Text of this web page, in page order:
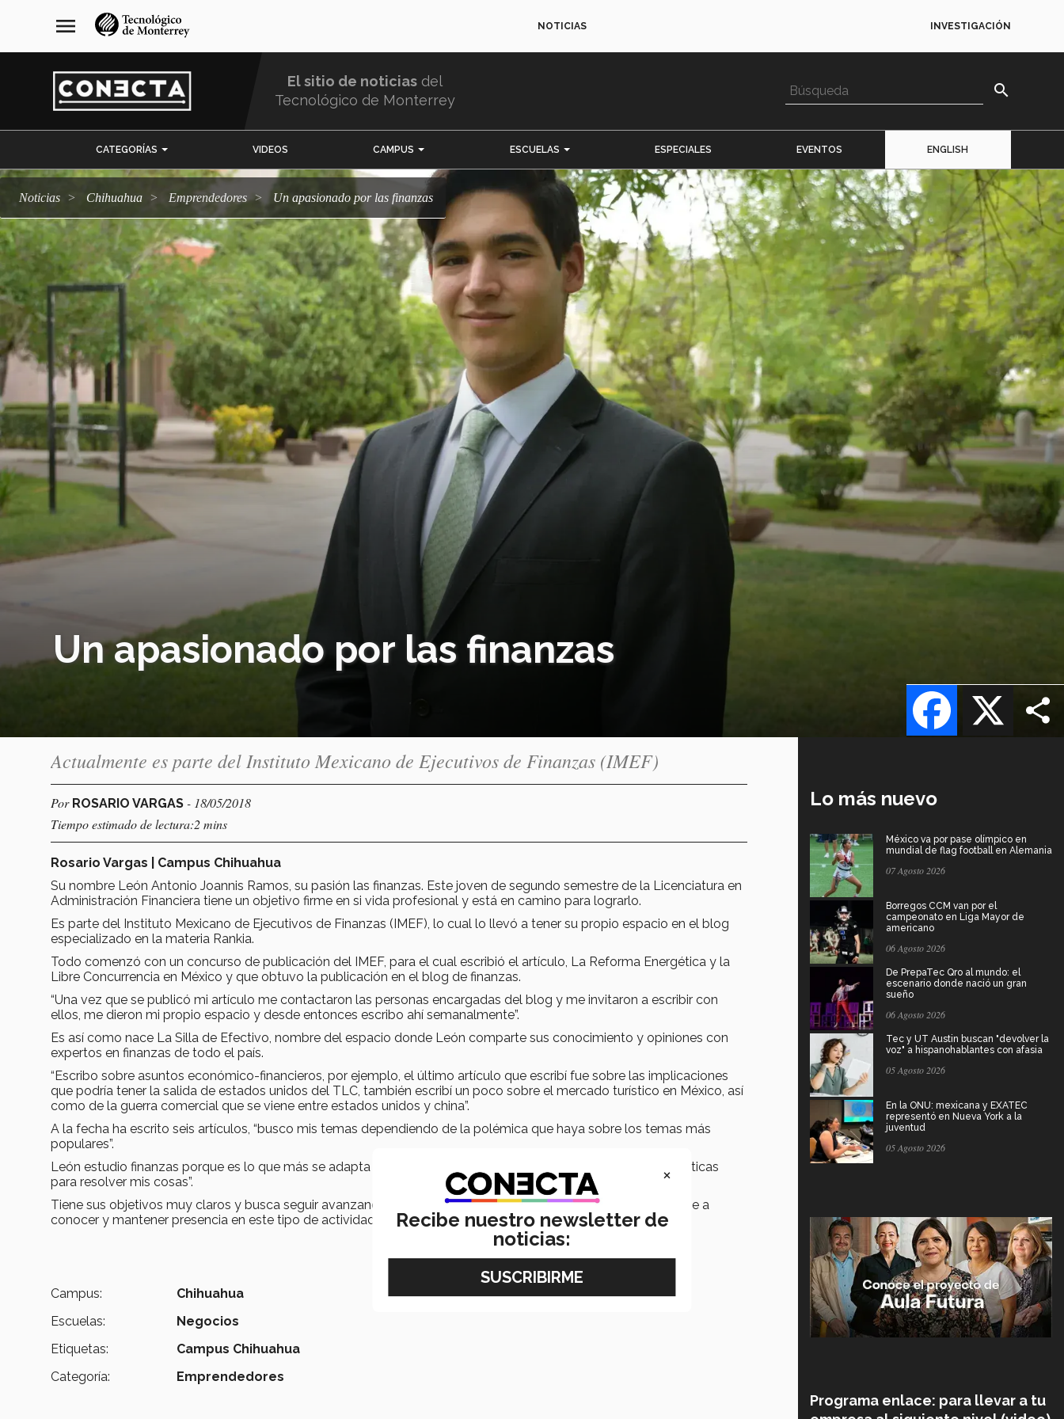
navegación
principal
menu NOTICIAS INVESTIGACIÓN
El sitio de noticias del
Tecnológico de Monterrey
search
CATEGORÍAS VIDEOS CAMPUS ESCUELAS ESPECIALES EVENTOS ENGLISH
Noticias Chihuahua emprendedores Un apasionado por las finanzas
Un apasionado por las finanzas
X
Facebook
Actualmente es parte del Instituto Mexicano de Ejecutivos de Finanzas (IMEF)
Por ROSARIO VARGAS - 18/05/2018
Tiempo estimado de lectura:2 mins
Rosario Vargas | Campus Chihuahua
Su nombre León Antonio Joannis Ramos, su pasión las finanzas. Este joven de segundo semestre de la Licenciatura en
Administración Financiera tiene un objetivo firme en si vida profesional y está en camino para lograrlo.
Es parte del Instituto Mexicano de Ejecutivos de Finanzas (IMEF), lo cual lo llevó a tener su propio espacio en el blog
especializado en la materia Rankia.
Todo comenzó con un concurso de publicación del IMEF, para el cual escribió el artículo, La Reforma Energética y la
Libre Concurrencia en México y que obtuvo la publicación en el blog de finanzas.
“Una vez que se publicó mi artículo me contactaron las personas encargadas del blog y me invitaron a escribir con
ellos, me dieron mi propio espacio y desde entonces escribo ahí semanalmente”.
Es así como nace La Silla de Efectivo, nombre del espacio donde León comparte sus conocimiento y opiniones con
expertos en finanzas de todo el país.
“Escribo sobre asuntos económico-financieros, por ejemplo, el último artículo que escribí fue sobre las implicaciones
que podría tener la salida de estados unidos del TLC, también escribí un poco sobre el mercado turístico en México, así
como de la guerra comercial que se viene entre estados unidos y china”.
A la fecha ha escrito seis artículos, “busco mis temas dependiendo de la polémica que haya sobre los temas más
populares”.
León estudio finanzas porque es lo que más se adapta a su perfil, “siempre me ha gustado utilizar las matemáticas
para resolver mis cosas”.
Tiene sus objetivos muy claros y busca seguir avanzando en su carrera “quiero seguir conociendo más y darme a
conocer y mantener presencia en este tipo de actividades y llegar lejos dentro del IMEF”.
Campus:
Chihuahua
Escuelas:
Negocios
Etiquetas:
Campus Chihuahua
Categoría:
Emprendedores
Lo más nuevo
México va por pase olímpico en
mundial de flag football en Alemania
07 Agosto 2026
Borregos CCM van por el
campeonato en Liga Mayor de
americano
06 Agosto 2026
De PrepaTec Qro al mundo: el
escenario donde nació un gran
sueño
06 Agosto 2026
Tec y UT Austin buscan "devolver la
voz" a hispanohablantes con afasia
05 Agosto 2026
En la ONU: mexicana y EXATEC
representó en Nueva York a la
juventud
05 Agosto 2026
Programa enlace: para llevar a tu
×
Recibe nuestro newsletter de
noticias: